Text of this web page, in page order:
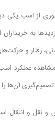
از اسب یکی
به
رفتار و
عملکرد
آن‌ها را
و نقل و انتقال